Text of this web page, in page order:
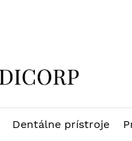
Dentálne prístroje